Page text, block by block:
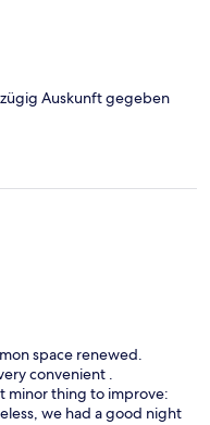
Auskunft gegeben
space renewed.
convenient .
minor thing to improve:
we had a good night